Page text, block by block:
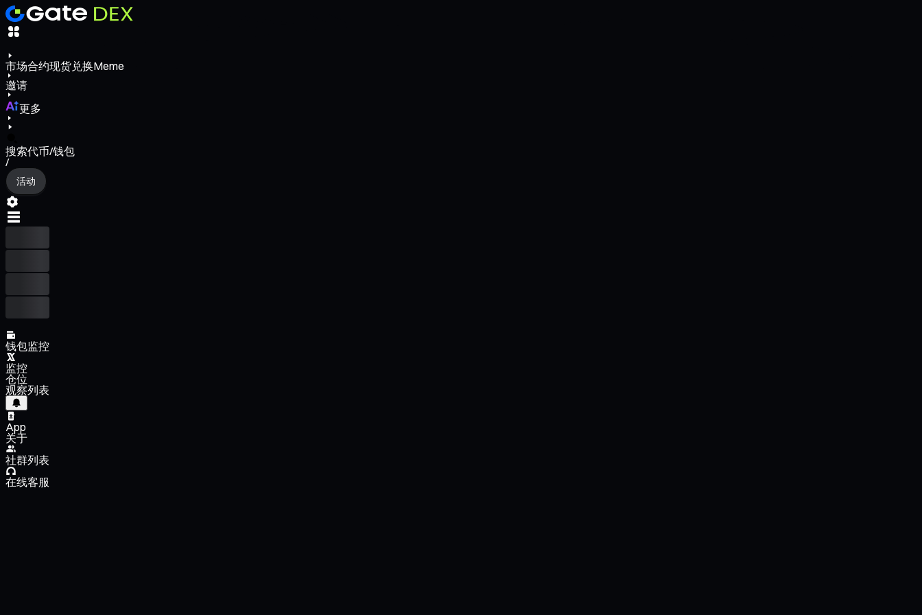
市场合约现货兑换Meme
邀请
更多
搜索代币/钱包
/
活动
钱包监控
监控
仓位
观察列表
App
关于
社群列表
在线客服